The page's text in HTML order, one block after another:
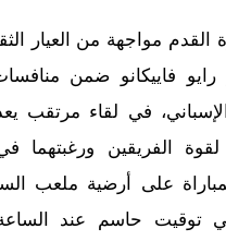
مواجهة من العيار
فاييكانو ضمن
في لقاء مرتقب يعد
الفريقين ورغبتهما
على أرضية ملعب